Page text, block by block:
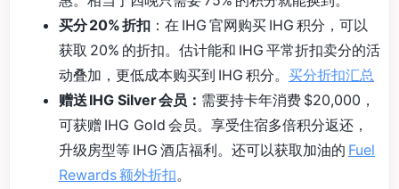
买分 20% 折扣 ：在 IHG 官网购买 IHG 积分，可以
获取 20% 的折扣。估计能和 IHG 平常折扣卖分的活
动叠加，更低成本购买到 IHG 积分。 买分折扣汇总
赠送 IHG Silver 会员： 需要持卡年消费 $20,000，
可获赠 IHG Gold 会员。享受住宿多倍积分返还，
升级房型等 IHG 酒店福利。还可以获取加油的 Fuel
Rewards 额外折扣。